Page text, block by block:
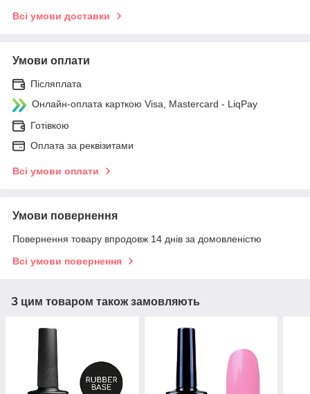
Всі умови доставки
Умови оплати
Післяплата
Онлайн-оплата карткою Visa, Mastercard - LiqPay
Готівкою
Оплата за реквізитами
Всі умови оплати
Умови повернення
Повернення товару впродовж 14 днів за домовленістю
Всі умови повернення
З цим товаром також замовляють